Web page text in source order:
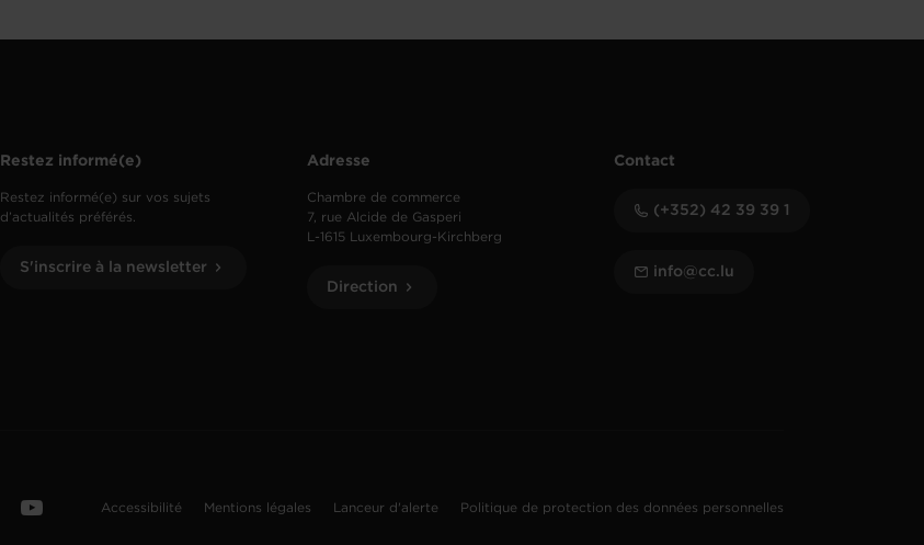
Restez informé(e)
Restez informé(e) sur vos sujets
d’actualités préférés.
S'inscrire à la newsletter
Adresse
Chambre de commerce
7, rue Alcide de Gasperi
L-1615 Luxembourg-Kirchberg
Direction
Contact
(+352) 42 39 39 1
info@cc.lu
Accessibilité Mentions légales Lanceur d'alerte Politique de protection des données personnelles